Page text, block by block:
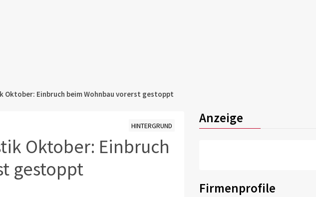
Einbruch beim Wohnbau vorerst gestoppt
HINTERGRUND
Oktober: Einbruch
gestoppt
Anzeige
Firmenprofile